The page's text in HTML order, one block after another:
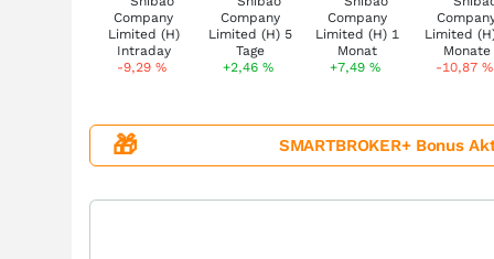
-9,29 % +2,46% +7,49 % -10,87%
🎁 SMARTBROKER+ Bonus